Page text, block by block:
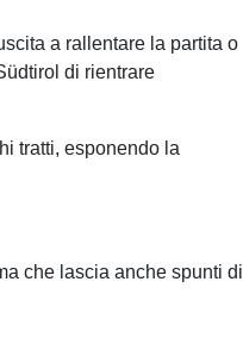
a rallentare la partita o
di rientrare
tratti, esponendo la
che lascia anche spunti di